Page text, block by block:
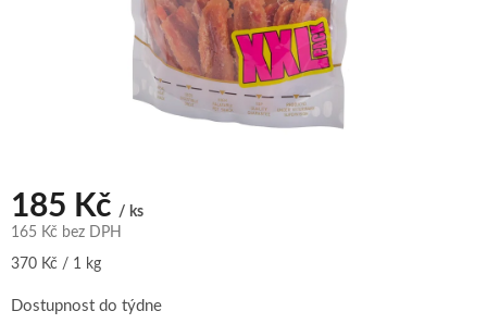
185 Kč / ks
165 Kč bez DPH
Měrná
370 Kč / 1 kg
Dostupnost do týdne